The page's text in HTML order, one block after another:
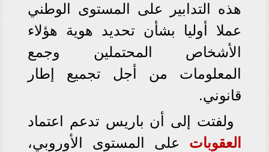
هذه التدابير على المستوى الوطني
عملا أوليا بشأن تحديد هوية هؤلاء
الأشخاص المحتملين وجمع
المعلومات من أجل تجميع إطار
قانوني.
ولفتت إلى أن باريس تدعم اعتماد
العقوبات على المستوى الأوروبي،